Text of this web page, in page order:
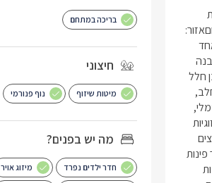
בריכה במתחם
חיצוני
מיטות שיזוף נוף פנורמי
מה יש בפנים?
חדר ילדים נפרד מיזוג אויר